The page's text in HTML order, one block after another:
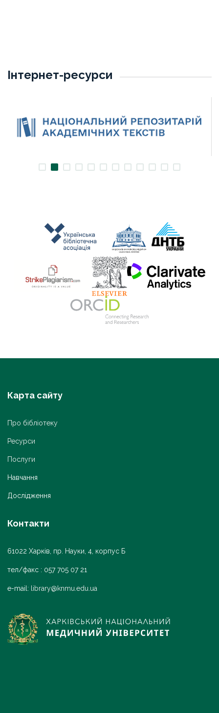
Інтернет-ресурси
Карта сайту
Про бібліотеку
Ресурси
Послуги
Навчання
Дослідження
Контакти
61022 Харків, пр. Науки, 4, корпус Б
тел/факс : 057 705 07 21
e-mail: library@knmu.edu.ua